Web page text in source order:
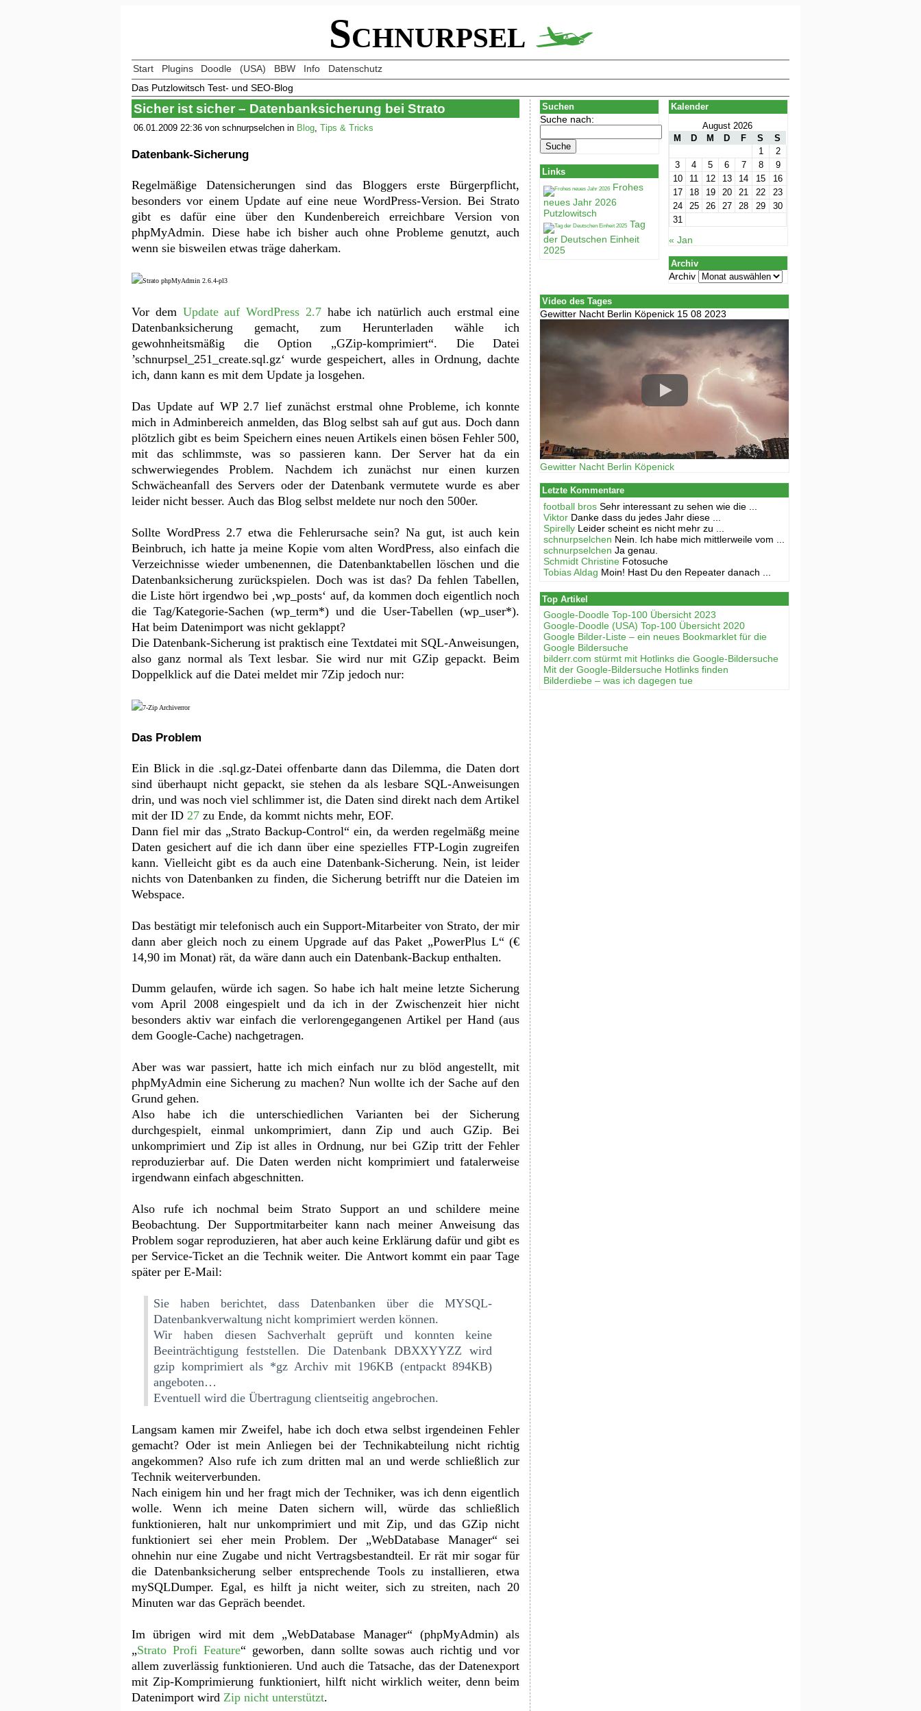
Schnurpsel
Start Plugins Doodle (USA) BBW Info
Datenschutz
Das Putzlowitsch Test- und SEO-Blog
Sicher ist sicher – Datenbanksicherung bei Strato
06.01.2009 22:36 von schnurpselchen in Blog, Tips & Tricks
Datenbank-Sicherung
Regelmäßige Datensicherungen sind das Bloggers erste Bürgerpflicht,
besonders vor einem Update auf eine neue WordPress-Version. Bei Strato
gibt es dafür eine über den Kundenbereich erreichbare Version von
phpMyAdmin. Diese habe ich bisher auch ohne Probleme genutzt, auch
wenn sie bisweilen etwas träge daherkam.
Vor dem Update auf WordPress 2.7habe ich natürlich auch erstmal eine
Datenbanksicherung gemacht, zum Herunterladen wähle ich
gewohnheitsmäßig die Option „GZip-komprimiert“. Die Datei
’schnurpsel_251_create.sql.gz‘ wurde gespeichert, alles in Ordnung, dachte
ich, dann kann es mit dem Update ja losgehen.
Das Update auf WP 2.7 lief zunächst erstmal ohne Probleme, ich konnte
mich in Adminbereich anmelden, das Blog selbst sah auf gut aus. Doch dann
plötzlich gibt es beim Speichern eines neuen Artikels einen bösen Fehler 500,
mit das schlimmste, was so passieren kann. Der Server hat da ein
schwerwiegendes Problem. Nachdem ich zunächst nur einen kurzen
Schwächeanfall des Servers oder der Datenbank vermutete wurde es aber
leider nicht besser. Auch das Blog selbst meldete nur noch den 500er.
Sollte WordPress 2.7 etwa die Fehlerursache sein? Na gut, ist auch kein
Beinbruch, ich hatte ja meine Kopie vom alten WordPress, also einfach die
Verzeichnisse wieder umbenennen, die Datenbanktabellen löschen und die
Datenbanksicherung zurückspielen. Doch was ist das? Da fehlen Tabellen,
die Liste hört irgendwo bei ‚wp_posts‘ auf, da kommen doch eigentlich noch
die Tag/Kategorie-Sachen (wp_term*) und die User-Tabellen (wp_user*).
Hat beim Datenimport was nicht geklappt?
Die Datenbank-Sicherung ist praktisch eine Textdatei mit SQL-Anweisungen,
also ganz normal als Text lesbar. Sie wird nur mit GZip gepackt. Beim
Doppelklick auf die Datei meldet mir 7Zip jedoch nur:
Das Problem
Ein Blick in die .sql.gz-Datei offenbarte dann das Dilemma, die Daten dort
sind überhaupt nicht gepackt, sie stehen da als lesbare SQL-Anweisungen
drin, und was noch viel schlimmer ist, die Daten sind direkt nach dem Artikel
mit der ID 27 zu Ende, da kommt nichts mehr, EOF.
Dann fiel mir das „Strato Backup-Control“ ein, da werden regelmäßg meine
Daten gesichert auf die ich dann über eine spezielles FTP-Login zugreifen
kann. Vielleicht gibt es da auch eine Datenbank-Sicherung. Nein, ist leider
nichts von Datenbanken zu finden, die Sicherung betrifft nur die Dateien im
Webspace.
Das bestätigt mir telefonisch auch ein Support-Mitarbeiter von Strato, der mir
dann aber gleich noch zu einem Upgrade auf das Paket „PowerPlus L“ (€
14,90 im Monat) rät, da wäre dann auch ein Datenbank-Backup enthalten.
Dumm gelaufen, würde ich sagen. So habe ich halt meine letzte Sicherung
vom April 2008 eingespielt und da ich in der Zwischenzeit hier nicht
besonders aktiv war einfach die verlorengegangenen Artikel per Hand (aus
dem Google-Cache) nachgetragen.
Aber was war passiert, hatte ich mich einfach nur zu blöd angestellt, mit
phpMyAdmin eine Sicherung zu machen? Nun wollte ich der Sache auf den
Grund gehen.
Also habe ich die unterschiedlichen Varianten bei der Sicherung
durchgespielt, einmal unkomprimiert, dann Zip und auch GZip. Bei
unkomprimiert und Zip ist alles in Ordnung, nur bei GZip tritt der Fehler
reproduzierbar auf. Die Daten werden nicht komprimiert und fatalerweise
irgendwann einfach abgeschnitten.
Also rufe ich nochmal beim Strato Support an und schildere meine
Beobachtung. Der Supportmitarbeiter kann nach meiner Anweisung das
Problem sogar reproduzieren, hat aber auch keine Erklärung dafür und gibt es
per Service-Ticket an die Technik weiter. Die Antwort kommt ein paar Tage
später per E-Mail:
Sie haben berichtet, dass Datenbanken über die MYSQL-
Datenbankverwaltung nicht komprimiert werden können.
Wir haben diesen Sachverhalt geprüft und konnten keine
Beeinträchtigung feststellen. Die Datenbank DBXXYYZZ wird
gzip komprimiert als *gz Archiv mit 196KB (entpackt 894KB)
angeboten…
Eventuell wird die Übertragung clientseitig angebrochen.
Langsam kamen mir Zweifel, habe ich doch etwa selbst irgendeinen Fehler
gemacht? Oder ist mein Anliegen bei der Technikabteilung nicht richtig
angekommen? Also rufe ich zum dritten mal an und werde schließlich zur
Technik weiterverbunden.
Nach einigem hin und her fragt mich der Techniker, was ich denn eigentlich
wolle. Wenn ich meine Daten sichern will, würde das schließlich
funktionieren, halt nur unkomprimiert und mit Zip, und das GZip nicht
funktioniert sei eher mein Problem. Der „WebDatabase Manager“ sei
ohnehin nur eine Zugabe und nicht Vertragsbestandteil. Er rät mir sogar für
die Datenbanksicherung selber entsprechende Tools zu installieren, etwa
mySQLDumper. Egal, es hilft ja nicht weiter, sich zu streiten, nach 20
Minuten war das Gepräch beendet.
Im übrigen wird mit dem „WebDatabase Manager“ (phpMyAdmin) als
„Strato Profi Feature“ geworben, dann sollte sowas auch richtig und vor
allem zuverlässig funktionieren. Und auch die Tatsache, das der Datenexport
mit Zip-Komprimierung funktioniert, hilft nicht wirklich weiter, denn beim
Datenimport wird Zip nicht unterstützt.
Suchen
Suche nach:
Links
Frohes
neues Jahr 2026
Putzlowitsch
Tag
der Deutschen Einheit
2025
Kalender
August 2026
M
D M D F S
S
1
2
3
4 5 6 7 8
9
10
11 12 13 14 15
16
17
18 19 20 21 22
23
24
25 26 27 28 29
30
31
« Jan
Archiv
Archiv
Video des Tages
Gewitter Nacht Berlin Köpenick 15 08 2023
Gewitter Nacht Berlin Köpenick
Letzte Kommentare
football bros Sehr interessant zu sehen wie die ...
Viktor Danke dass du jedes Jahr diese ...
Spirelly Leider scheint es nicht mehr zu ...
schnurpselchen Nein. Ich habe mich mittlerweile vom ...
schnurpselchen Ja genau.
Schmidt Christine Fotosuche
Tobias Aldag Moin! Hast Du den Repeater danach ...
Top Artikel
Google-Doodle Top-100 Übersicht 2023
Google-Doodle (USA) Top-100 Übersicht 2020
Google Bilder-Liste – ein neues Bookmarklet für die
Google Bildersuche
bilderr.соm stürmt mit Hotlinks die Google-Bildersuche
Mit der Google-Bildersuche Hotlinks finden
Bilderdiebe – was ich dagegen tue